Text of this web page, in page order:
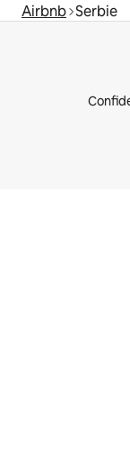
Airbnb Serbie